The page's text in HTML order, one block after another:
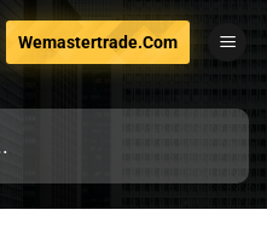
Wemastertrade.Com